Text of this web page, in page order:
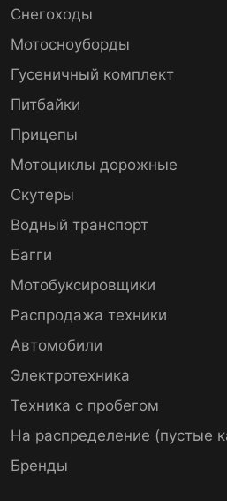
Снегоходы
Мотосноуборды
Гусеничный комплект
Питбайки
Прицепы
Мотоциклы дорожные
Скутеры
Водный транспорт
Багги
Мотобуксировщики
Распродажа техники
Автомобили
Электротехника
Техника с пробегом
На распределение (пустые
Бренды